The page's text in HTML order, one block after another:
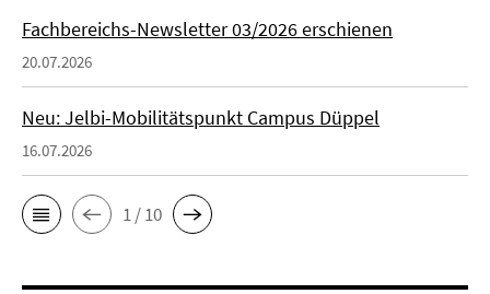
Fachbereichs-Newsletter 03/2026 erschienen
20.07.2026
Neu: Jelbi-Mobilitätspunkt Campus Düppel
16.07.2026
1 / 10